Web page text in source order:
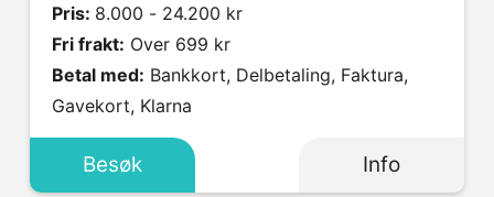
Pris: 8.000 - 24.200 kr
Fri frakt: Over 699 kr
Betal med:
Gavekort, Klarna
Besøk Info